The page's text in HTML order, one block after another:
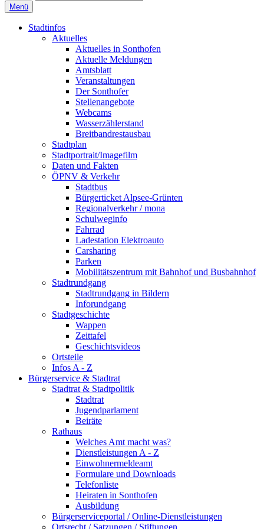
Menü
Stadtinfos
Aktuelles
Aktuelles in Sonthofen
Aktuelle Meldungen
Amtsblatt
Veranstaltungen
Der Sonthofer
Stellenangebote
Webcams
Wasserzählerstand
Breitbandrestausbau
Stadtplan
Stadtportrait/Imagefilm
Daten und Fakten
ÖPNV & Verkehr
Stadtbus
Bürgerticket Alpsee-Grünten
Regionalverkehr / mona
Schulweginfo
Fahrrad
Ladestation Elektroauto
Carsharing
Parken
Mobilitätszentrum mit Bahnhof und Busbahnhof
Stadtrundgang
Stadtrundgang in Bildern
Inforundgang
Stadtgeschichte
Wappen
Zeittafel
Geschichtsvideos
Ortsteile
Infos A - Z
Bürgerservice & Stadtrat
Stadtrat & Stadtpolitik
Stadtrat
Jugendparlament
Beiräte
Rathaus
Welches Amt macht was?
Dienstleistungen A - Z
Einwohnermeldeamt
Formulare und Downloads
Telefonliste
Heiraten in Sonthofen
Ausbildung
Bürgerserviceportal / Online-Dienstleistungen
Ortsrecht / Satzungen / Stiftungen